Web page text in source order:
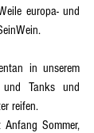
europa- und
in unserem
und Tanks und
reifen.
Sommer,